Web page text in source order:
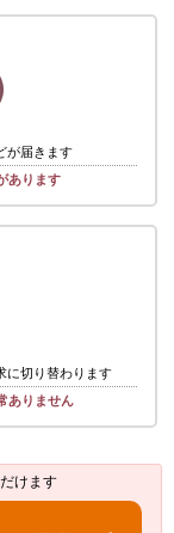
が届きます
あります
に切り替わります
ありません
けます